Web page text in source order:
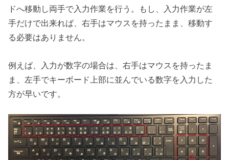
ドへ移動し両手で入力作業を行う。もし、入力作業が左
手だけで出来れば、右手はマウスを持ったまま、移動す
る必要はありません。
例えば、入力が数字の場合は、右手はマウスを持ったま
ま、左手でキーボード上部に並んでいる数字を入力した
方が早いです。